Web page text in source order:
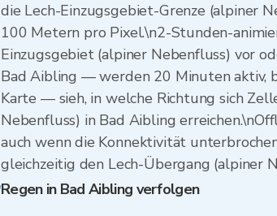
die Lech-Einzugsgebiet-Grenze (alpiner
100 Metern pro Pixel.\n2-Stunden-
Einzugsgebiet (alpiner Nebenfluss) vor
Bad Aibling — werden 20 Minuten aktiv,
Karte — sieh, in welche Richtung sich
Nebenfluss) in Bad Aibling
auch wenn die Konnektivität
gleichzeitig den Lech-Übergang (alpiner
Regen in Bad Aibling verfolgen